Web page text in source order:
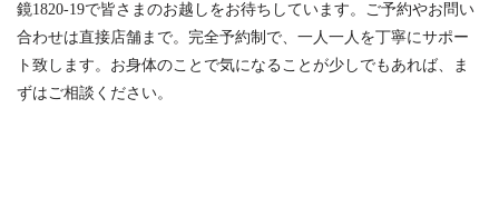
鏡1820-19で皆さまのお越しをお待ちしています。ご予約やお問い
合わせは直接店舗まで。完全予約制で、一人一人を丁寧にサポー
ト致します。お身体のことで気になることが少しでもあれば、ま
ずはご相談ください。